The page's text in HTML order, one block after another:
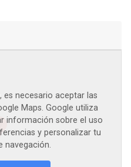
es necesario aceptar las
Maps. Google utiliza
información sobre el uso
y personalizar tu
navegación.